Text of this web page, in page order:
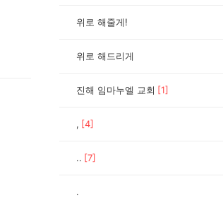
위로 해줄게!
위로 해드리게
진해 임마누엘 교회 [1]
, [4]
.. [7]
.